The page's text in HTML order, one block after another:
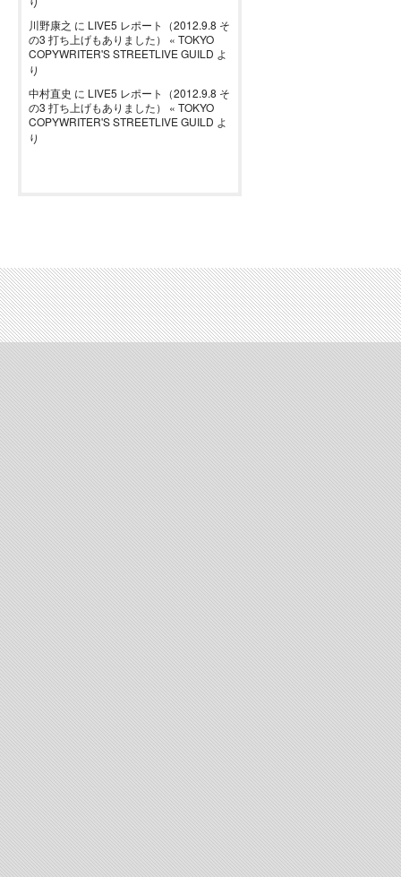
川野康之 に LIVE5 レポート（2012.9.8 そ
の3 打ち上げもありました） « TOKYO
COPYWRITER'S STREETLIVE GUILD よ
り
中村直史 に LIVE5 レポート（2012.9.8 そ
の3 打ち上げもありました） « TOKYO
COPYWRITER'S STREETLIVE GUILD よ
り